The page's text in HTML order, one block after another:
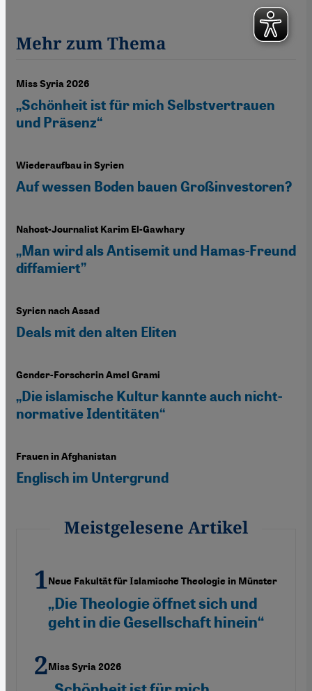
Mehr zum Thema
Miss Syria 2026
„Schönheit ist für mich Selbstvertrauen
und Präsenz“
Wiederaufbau in Syrien
Auf wessen Boden bauen Großinvestoren?
Nahost-Journalist Karim El-Gawhary
„Man wird als Antisemit und Hamas-Freund
diffamiert”
Syrien nach Assad
Deals mit den alten Eliten
Gender-Forscherin Amel Grami
„Die islamische Kultur kannte auch nicht-
normative Identitäten“
Frauen in Afghanistan
Englisch im Untergrund
Meistgelesene Artikel
Neue Fakultät für Islamische Theologie in Münster
„Die Theologie öffnet sich und
geht in die Gesellschaft hinein“
Miss Syria 2026